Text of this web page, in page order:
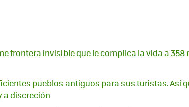
frontera invisible que le complica la vida a 358
pueblos antiguos para sus turistas. Así
a discreción